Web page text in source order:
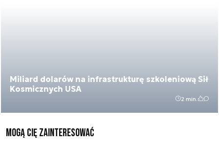
Miliard dolarów na infrastrukturę szkoleniową Sił
Kosmicznych USA
2 min.
Mogą Cię zainteresować